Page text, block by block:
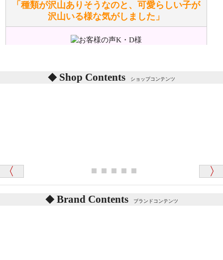
ぬいぐるみの耳に付いているボタンやタグに、何か意
味などがありますか？
詳しくはこちらをご覧ください。
体をねかせたりおこしたりすると「グーグー」と鳴く
記載しておりますので、ぜひ探してみてください。
「種類が沢山ありそうなのと、可愛らしい子が
沢山いる様な気がしました」
東京都 M・K 様 （女性）
「対応はどちらも丁寧でした。値段と他の融通
「商品説明が細やかで丁寧であったことです」
Shop Contents ショップコンテンツ
Brand Contents ブランドコンテンツ